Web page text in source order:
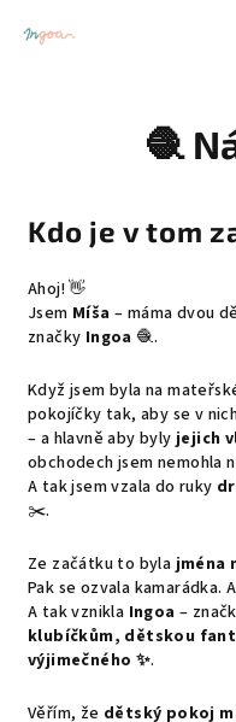
🧶
Kdo je v tom
Ahoj! 👋
Jsem Míša – máma dvou
značky Ingoa 🧶.
Když jsem byla na
pokojíčky tak, aby se v
– a hlavně aby bylyjejich
obchodech jsem nemohla
A tak jsem vzala do ruky
✂️.
Ze začátku to bylajména
Pak se ozvala kamarádka.
A tak vznikla Ingoa –
klubíčkům, dětskou
výjimečného ✨.
Věřím, že dětský pokoj